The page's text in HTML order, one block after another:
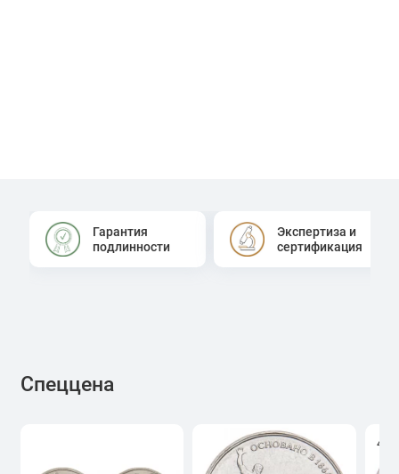
Гарантия
подлинности
Экспертиза и
сертификация
Спеццена
4.0